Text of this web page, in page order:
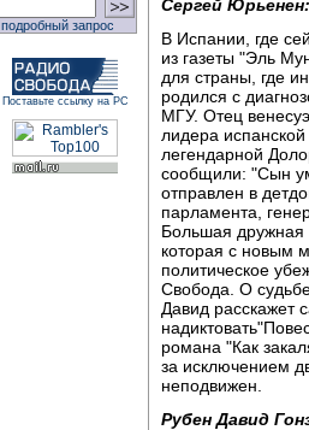
подробный запрос
Поставьте ссылку на РС
Сергей Юрьенен:
В Испании, где
из газеты "Эль
для страны, где
родился с
МГУ. Отец
лидера
легендарной
сообщили: "Сын
отправлен в
парламента,
Большая дружная
которая с новым
политическое
Свобода. О
Давид расскажет
романа "Как
за исключением
неподвижен.
Рубен Давид